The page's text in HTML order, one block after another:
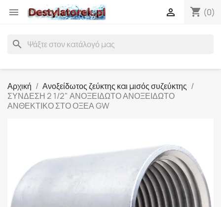
 shopping_cart (0)

search
Αρχική
Ανοξείδωτος ζεύκτης και μισός συζεύκτης
ΣΥΝΔΕΣΗ 2 1/2" ΑΝΟΞΕΙΔΩΤΟ ΑΝΟΞΕΙΔΩΤΟ
ΑΝΘΕΚΤΙΚΟ ΣΤΟ ΟΞΕΑ GW